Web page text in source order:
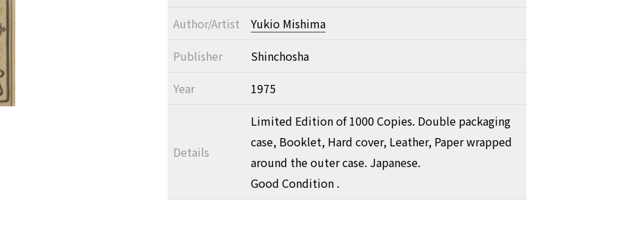
Author/Artist
Yukio Mishima
Publisher
Shinchosha
Year
1975
Details
Limited Edition of 1000 Copies. Double packaging
case, Booklet, Hard cover, Leather, Paper wrapped
around the outer case. Japanese.
Good Condition .